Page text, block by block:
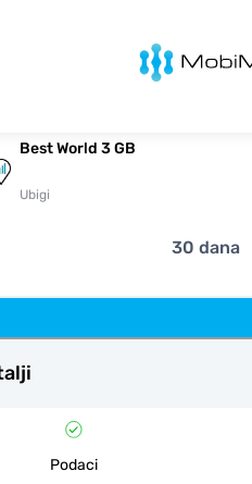
MobiMatter
Best World 3 GB
Ubigi
30 dana
Podaci